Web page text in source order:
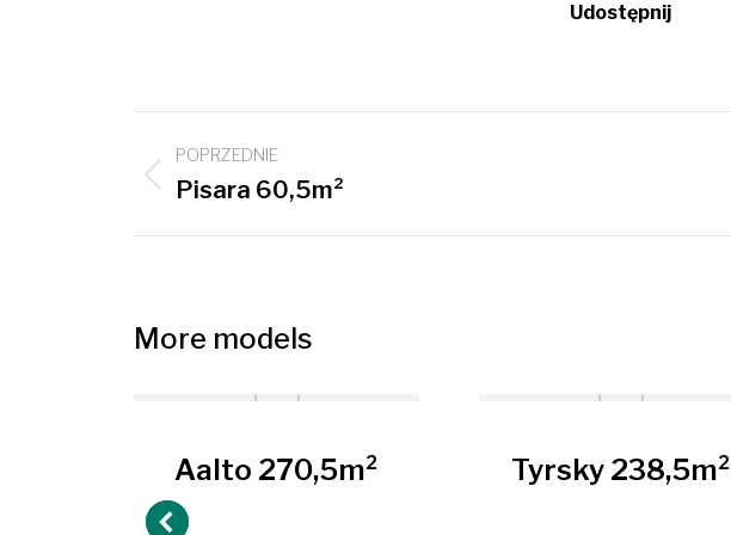
Udostępnij
navigation
POPRZEDNIE
Previous
Pisara 60,5m²
More models
Aalto 270,5m² Tyrsky 238,5m²